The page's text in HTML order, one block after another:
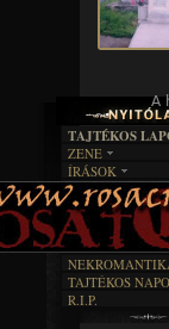
A
TAJTÉKOS
ZENE
EGYÜTTESEK
INTERJÚK
FORDÍTÁSOK
ÍRÁSOK
IRODALOM
FILM
MŰVÉSZET
FEKETE HUMOR
KÉPES
SZÖVEGES
AKTUÁLIS
A MÚLT
TAJTÉKOS
R.I.P.